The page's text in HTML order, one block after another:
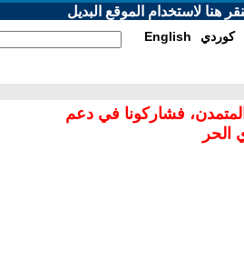
هنا لاستخدام الموقع البديل
English كوردي
فشاركونا في دعم
الحر